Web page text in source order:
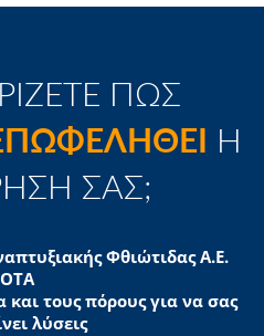
ΠΩΣ
Η
ΣΑΣ;
Φθιώτιδας Α.Ε.
ΟΤΑ
και τους πόρους για να σας
λύσεις